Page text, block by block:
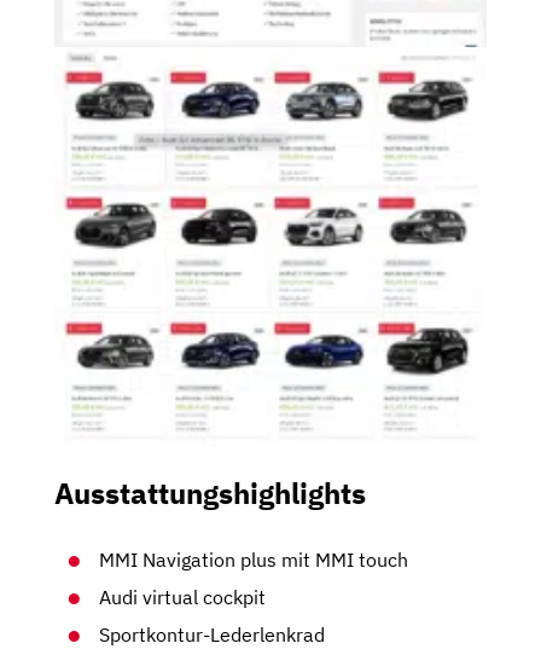
Ausstattungshighlights
MMI Navigation plus mit MMI touch
Audi virtual cockpit
Sportkontur-Lederlenkrad